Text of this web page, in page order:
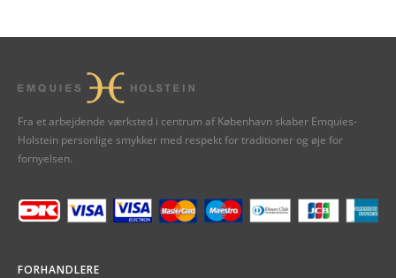
Fra et arbejdende værksted i centrum af København skaber Emquies-
Holstein personlige smykker med respekt for traditioner og øje for
fornyelsen.
FORHANDLERE